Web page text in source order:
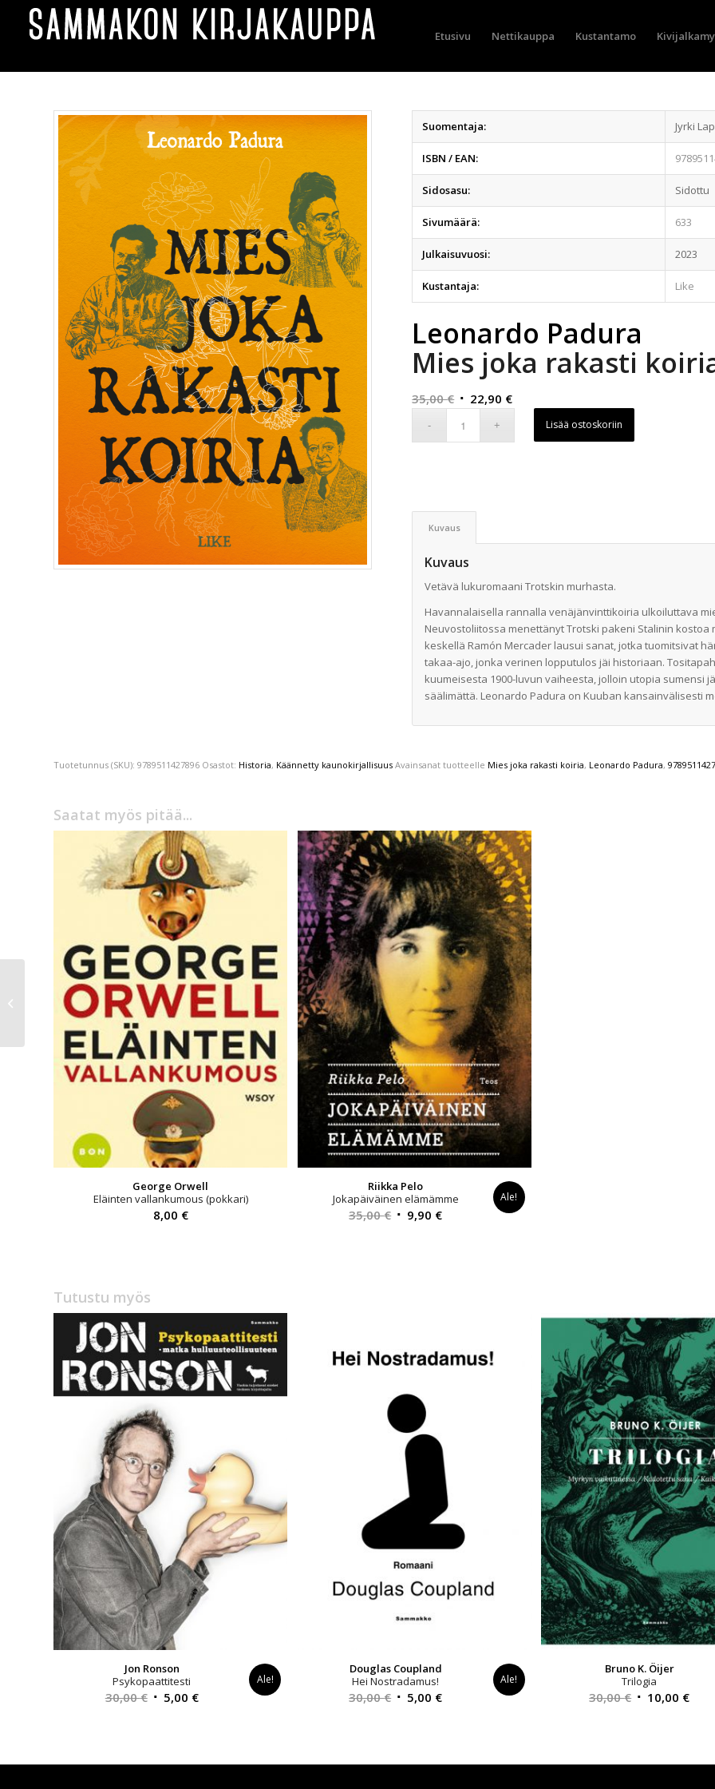
Etusivu Nettikauppa Kustantamo
Suomentaja: Jyrki
ISBN / EAN:
Sidosasu: Sidottu
Sivumäärä: 633
Julkaisuvuosi: 2023
Kustantaja: Like
Leonardo Padura
Mies joka rakasti
35,00€ Alkuperäinen
22,90 €Nykyinen
Lisää ostoskoriin
Kuvaus
Kuvaus
Vetävä lukuromaani Trotskin murhasta.
Havannalaisella rannalla venäjänvinttikoiria ulkoiluttava
Neuvostoliitossa menettänyt Trotski pakeni Stalinin
keskellä Ramón Mercader lausui sanat, jotka tuomitsivat
takaa-ajo, jonka verinen lopputulos jäi historiaan.
kuumeisesta 1900-luvun vaiheesta, jolloin utopia
säälimättä. Leonardo Padura on Kuuban kansainvälisesti
Tuotetunnus (SKU): 9789511427896 Osastot: Historia, Käännetty kaunokirjallisuus Avainsanat tuotteelle Mies joka rakasti koiria, Leonardo Padura,
Saatat myös pitää...
George Orwell
Eläinten vallankumous (pokkari)
8,00 €
Riikka Pelo
Jokapäiväinen elämämme
35,00€ Alkuperäinen
9,90 €Nykyinen
Ale!
Tutustu myös
Jon Ronson
Psykopaattitesti
30,00€ Alkuperäinen
5,00 €Nykyinen
Ale!
Douglas Coupland
Hei Nostradamus!
30,00€ Alkuperäinen
5,00 €Nykyinen
Ale!
Bruno K. Öijer
Trilogia
30,00€ Alkuperäinen
10,00 €
Mika Karttunen
Shakki, matti! – Joka
kodin shakkiopas